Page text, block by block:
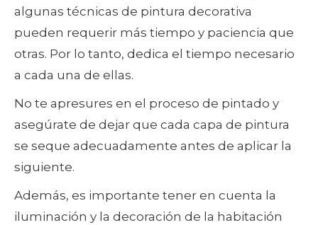
algunas técnicas de pintura decorativa
pueden requerir más tiempo y paciencia que
otras. Por lo tanto, dedica el tiempo necesario
a cada una de ellas.
No te apresures en el proceso de pintado y
asegúrate de dejar que cada capa de pintura
se seque adecuadamente antes de aplicar la
siguiente.
Además, es importante tener en cuenta la
iluminación y la decoración de la habitación